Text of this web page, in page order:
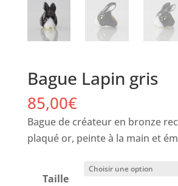
Bague Lapin gris
85,00€
Bague de créateur en bronze
plaqué or, peinte à la main et
Taille